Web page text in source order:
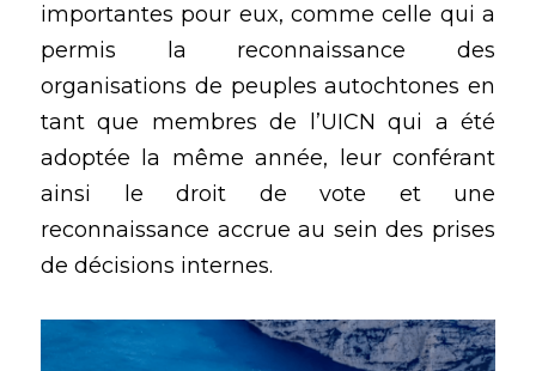
importantes pour eux, comme celle qui a
permis la reconnaissance des
organisations de peuples autochtones en
tant que membres de l’UICN qui a été
adoptée la même année, leur conférant
ainsi le droit de vote et une
reconnaissance accrue au sein des prises
de décisions internes.